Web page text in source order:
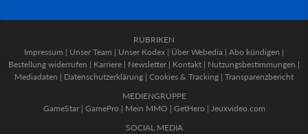
RUBRIKEN
Impressum | Unser Team | Unser Kodex | Über Webedia | Abo kündigen |
Bestellung widerrufen | Karriere | Newsletter | Kontakt | Nutzungsbestimmungen |
Mediadaten | Datenschutzerklärung | Cookies & Tracking | Transparenzbericht
MEDIENGRUPPE
GameStar| GamePro | Mein MMO | GetHero | Jeuxvideo.com
SOCIAL MEDIA